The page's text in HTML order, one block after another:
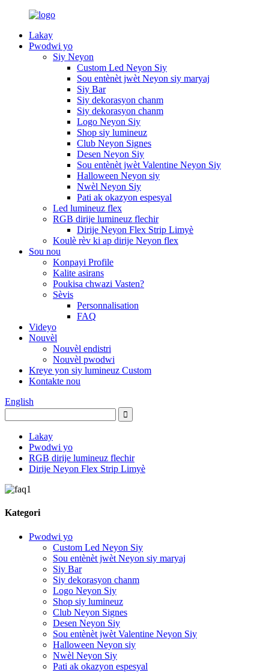
Lakay
Pwodwi yo
Siy Neyon
Custom Led Neyon Siy
Sou entènèt jwèt Neyon siy maryaj
Siy Bar
Siy dekorasyon chanm
Siy dekorasyon chanm
Logo Neyon Siy
Shop siy lumineuz
Club Neyon Signes
Desen Neyon Siy
Sou entènèt jwèt Valentine Neyon Siy
Halloween Neyon siy
Nwèl Neyon Siy
Pati ak okazyon espesyal
Led lumineuz flex
RGB dirije lumineuz flechir
Dirije Neyon Flex Strip Limyè
Koulè rèv ki ap dirije Neyon flex
Sou nou
Konpayi Profile
Kalite asirans
Poukisa chwazi Vasten?
Sèvis
Personnalisation
FAQ
Videyo
Nouvèl
Nouvèl endistri
Nouvèl pwodwi
Kreye yon siy lumineuz Custom
Kontakte nou
English
Lakay
Pwodwi yo
RGB dirije lumineuz flechir
Dirije Neyon Flex Strip Limyè
Kategori
Pwodwi yo
Custom Led Neyon Siy
Sou entènèt jwèt Neyon siy maryaj
Siy Bar
Siy dekorasyon chanm
Logo Neyon Siy
Shop siy lumineuz
Club Neyon Signes
Desen Neyon Siy
Sou entènèt jwèt Valentine Neyon Siy
Halloween Neyon siy
Nwèl Neyon Siy
Pati ak okazyon espesyal